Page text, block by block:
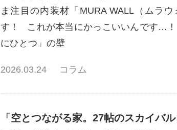
ま注目の内装材「MURA WALL（ムラ
す！ これが本当にかっこいいんです…
にひとつ」の壁
2026.03.24 コラム
「空とつながる家。27帖のスカイバ